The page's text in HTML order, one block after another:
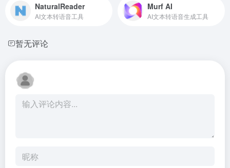
NaturalReader
AI文本转语音工具
Murf AI
AI文本转语音生成工具
暂无评论